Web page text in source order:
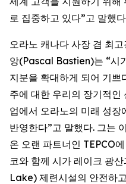
로 집중하고 있다”고 말했
오라노 캐나다 사장 겸 최
앙(Pascal Bastien)는 “시
지분을 확대하게 되어 기쁘
주에 대한 우리의 장기적인
업에서 오라노의 미래 성장
반영한다”고 말했다. 그는
온 오랜 파트너인 TEPCO
코와 함께 시가 레이크 광
Lake) 제련시설의 안전하